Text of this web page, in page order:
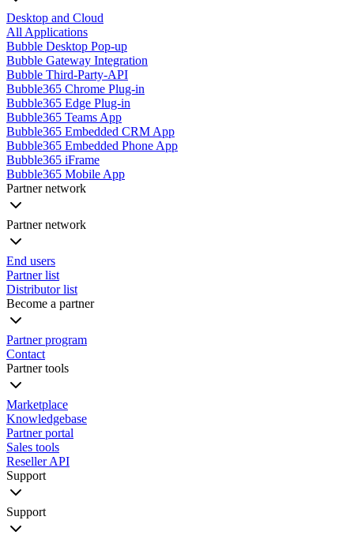
Desktop and Cloud
All Applications
Bubble Desktop Pop-up
Bubble Gateway Integration
Bubble Third-Party-API
Bubble365 Chrome Plug-in
Bubble365 Edge Plug-in
Bubble365 Teams App
Bubble365 Embedded CRM App
Bubble365 Embedded Phone App
Bubble365 iFrame
Bubble365 Mobile App
Partner network
Partner network
End users
Partner list
Distributor list
Become a partner
Partner program
Contact
Partner tools
Marketplace
Knowledgebase
Partner portal
Sales tools
Reseller API
Support
Support